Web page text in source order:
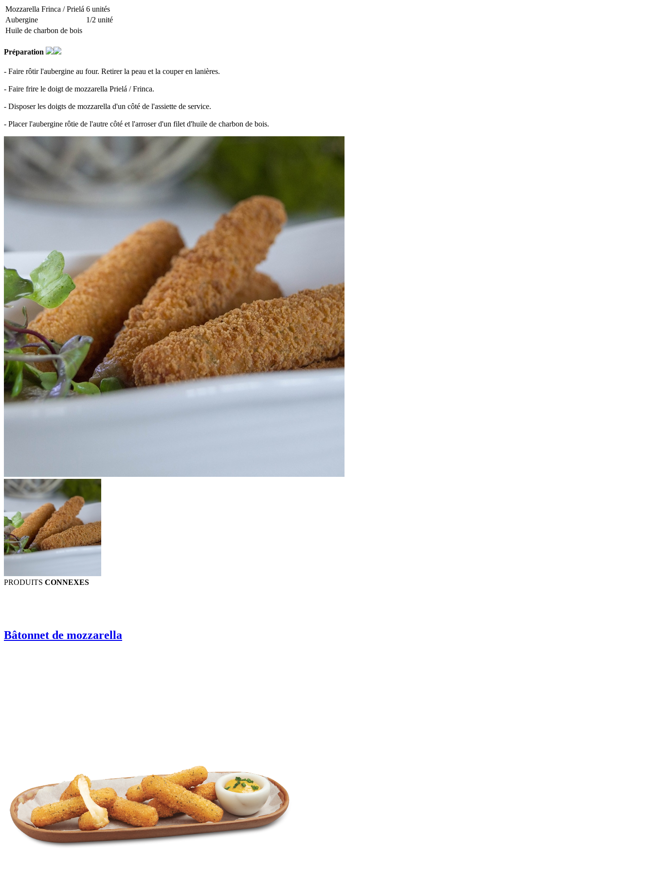
Mozzarella Frinca / Prielá 6 unités
Aubergine
1/2 unité
Huile de charbon de bois
Préparation
- Faire rôtir l'aubergine au four. Retirer la peau et la couper en lanières.
- Faire frire le doigt de mozzarella Prielá / Frinca.
- Disposer les doigts de mozzarella d'un côté de l'assiette de service.
- Placer l'aubergine rôtie de l'autre côté et l'arroser d'un filet d'huile de charbon de bois.
PRODUITS CONNEXES
Bâtonnet de mozzarella